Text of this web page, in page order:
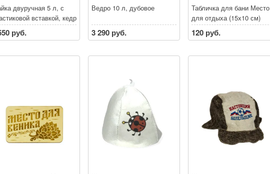
двуручная 5 л, с
вставкой, кедр
руб.
Ведро 10 л, дубовое
3 290 руб.
Табличка для бани Место
для отдыха (15х10 см)
120 руб.